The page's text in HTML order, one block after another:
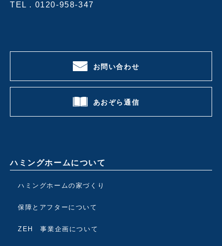
TEL . 0120-958-347
お問い合わせ
あおぞら通信
ハミングホームについて
ハミングホームの家づくり
保障とアフターについて
ZEH 事業企画について